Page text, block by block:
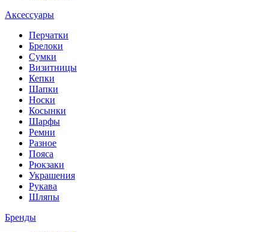
Аксессуары
Перчатки
Брелоки
Сумки
Визитницы
Кепки
Шапки
Носки
Косынки
Шарфы
Ремни
Разное
Пояса
Рюкзаки
Украшения
Рукава
Шляпы
Бренды